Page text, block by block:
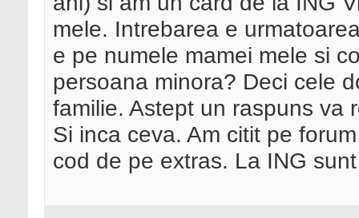
mele. Intrebarea e
e pe numele mamei mele si
persoana minora? Deci cele
familie. Astept un raspuns va
Si inca ceva. Am citit pe
cod de pe extras. La ING